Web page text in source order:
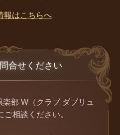
報はこちらへ
合せください
部 W（クラブ ダブリュ
ご相談ください。